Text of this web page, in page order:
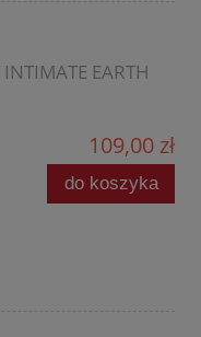
EARTH
109,00 zł
do koszyka